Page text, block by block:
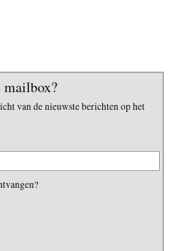
mailbox?
van de nieuwste berichten op het